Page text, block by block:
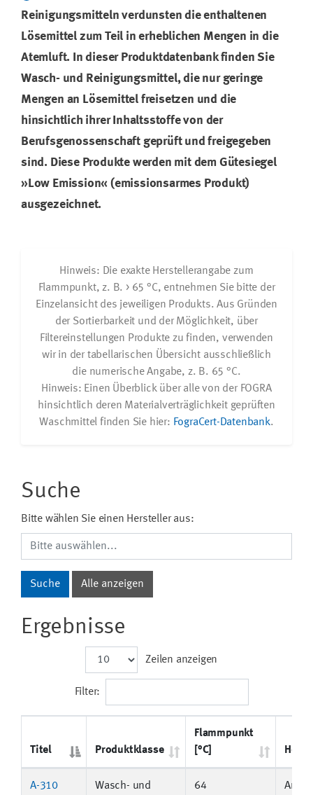
Reinigungsmitteln verdunsten die enthaltenen
Lösemittel zum Teil in erheblichen Mengen in die
Atemluft. In dieser Produktdatenbank finden Sie
Wasch- und Reinigungsmittel, die nur geringe
Mengen an Lösemittel freisetzen und die
hinsichtlich ihrer Inhaltsstoffe von der
Berufsgenossenschaft geprüft und freigegeben
sind. Diese Produkte werden mit dem Gütesiegel
»Low Emission« (emissionsarmes Produkt)
ausgezeichnet.
Hinweis: Die exakte Herstellerangabe zum
Flammpunkt, z. B. > 65 °C, entnehmen Sie bitte der
Einzelansicht des jeweiligen Produkts. Aus Gründen
der Sortierbarkeit und der Möglichkeit, über
Filtereinstellungen Produkte zu finden, verwenden
wir in der tabellarischen Übersicht ausschließlich
die numerische Angabe, z. B. 65 °C.
Hinweis: Einen Überblick über alle von der FOGRA
hinsichtlich deren Materialverträglichkeit geprüften
Waschmittel finden Sie hier: FograCert-Datenbank.
Suche
Bitte wählen Sie einen Hersteller aus:
Ergebnisse
Zeilen anzeigen
Filter:
Titel Produktklasse
Flammpunkt
[°C]
A-310
Wasch- und
64